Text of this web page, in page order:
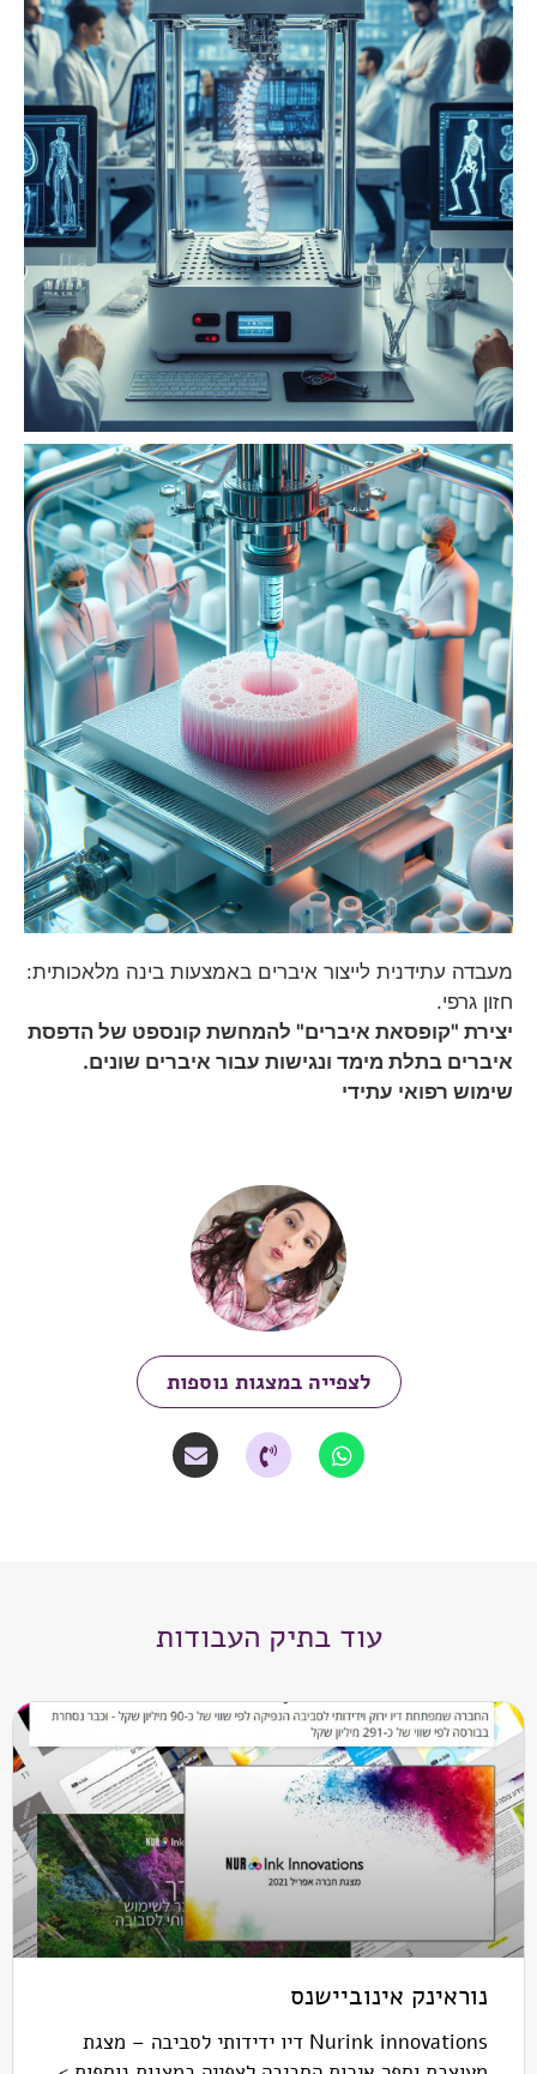
מעבדה עתידנית לייצור איברים באמצעות בינה מלאכותית:
חזון גרפי.
יצירת "קופסאת איברים" להמחשת קונספט של הדפסת
איברים בתלת מימד ונגישות עבור איברים שונים.
שימוש רפואי עתידי
לצפייה במצגות נוספות
עוד בתיק העבודות
נוראינק אינוביישנס
Nurink innovations דיו ידידותי לסביבה – מצגת